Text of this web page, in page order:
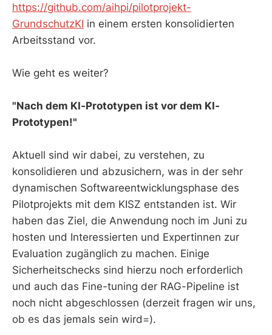
https://github.com/aihpi/pilotprojekt-
GrundschutzKI in einem ersten konsolidierten
Arbeitsstand vor.
Wie geht es weiter?
"Nach dem KI-Prototypen ist vor dem KI-
Prototypen!"
Aktuell sind wir dabei, zu verstehen, zu
konsolidieren und abzusichern, was in der sehr
dynamischen Softwareentwicklungsphase des
Pilotprojekts mit dem KISZ entstanden ist. Wir
haben das Ziel, die Anwendung noch im Juni zu
hosten und Interessierten und Expertinnen zur
Evaluation zugänglich zu machen. Einige
Sicherheitschecks sind hierzu noch erforderlich
und auch das Fine-tuning der RAG-Pipeline ist
noch nicht abgeschlossen (derzeit fragen wir uns,
ob es das jemals sein wird=).